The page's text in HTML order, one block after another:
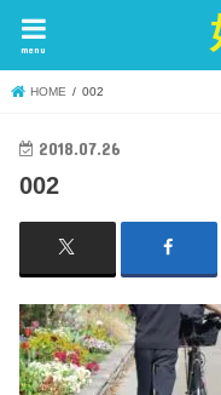
menu
HOME 002
2018.07.26
002